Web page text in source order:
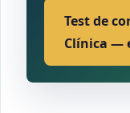
Test de
Clínica —